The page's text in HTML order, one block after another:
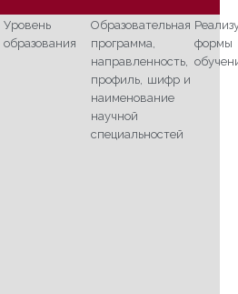
Уровень
образования
Образовательная
программа,
направленность,
профиль, шифр и
наименование
научной
специальностей
формы